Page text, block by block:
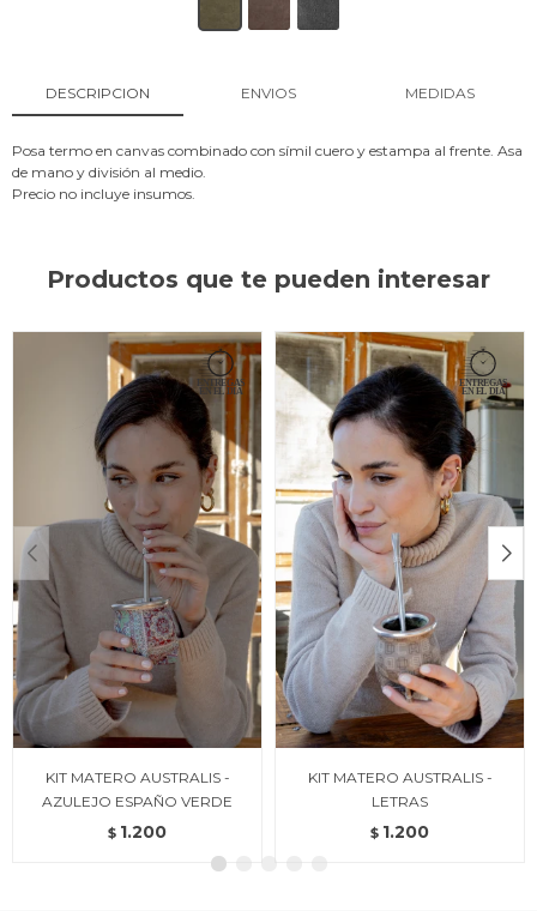
DESCRIPCION ENVIOS MEDIDAS
Posa termo en canvas combinado con símil cuero y estampa al frente. Asa
de mano y división al medio.
Precio no incluye insumos.
Productos que te pueden interesar
KIT MATERO AUSTRALIS -
AZULEJO ESPAÑO VERDE
$ 1.200
KIT MATERO AUSTRALIS -
LETRAS
$ 1.200